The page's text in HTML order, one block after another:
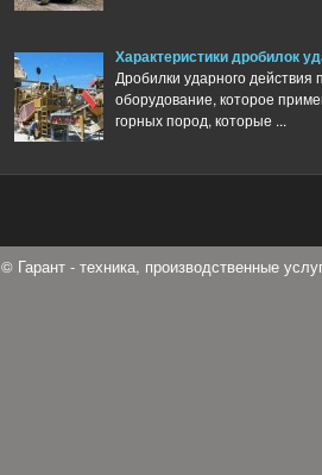
Характеристики дробилок
Дробилки ударного
оборудование, которое
горных пород, которые ...
© Гарант - техника, производственные